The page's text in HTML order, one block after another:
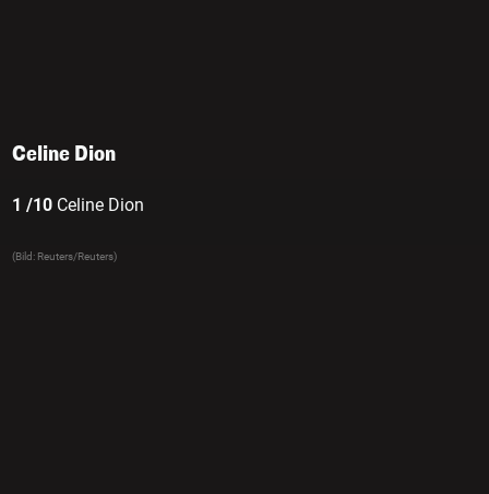
Celine Dion
1 /10 Celine Dion
(Bild: Reuters/Reuters)